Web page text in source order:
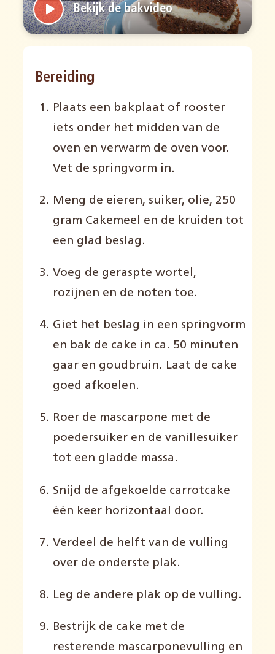
Bekijk de bakvideo
Bereiding
Plaats een bakplaat of rooster
iets onder het midden van de
oven en verwarm de oven voor.
Vet de springvorm in.
Meng de eieren, suiker, olie, 250
gram Cakemeel en de kruiden tot
een glad beslag.
Voeg de geraspte wortel,
rozijnen en de noten toe.
Giet het beslag in een springvorm
en bak de cake in ca. 50 minuten
gaar en goudbruin. Laat de cake
goed afkoelen.
Roer de mascarpone met de
poedersuiker en de vanillesuiker
tot een gladde massa.
Snijd de afgekoelde carrotcake
één keer horizontaal door.
Verdeel de helft van de vulling
over de onderste plak.
Leg de andere plak op de vulling.
Bestrijk de cake met de
resterende mascarponevulling en